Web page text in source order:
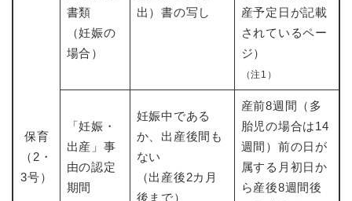
保育
（2・
3号）
書類
（妊娠の
場合）
出）書の写し
産予定日が記載
されているペー
ジ）
（注1）
「妊娠・
出産」事
由の認定
期間
妊娠中である
か、出産後間も
ない
（出産後2カ月
後まで）
産前8週間（多
胎児の場合は14
週間）前の日が
属する月初日か
ら産後8週間後